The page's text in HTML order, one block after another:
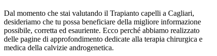
Dal momento che stai valutando il Trapianto capelli a Cagliari,
desideriamo che tu possa beneficiare della migliore informazione
possibile, corretta ed esauriente. Ecco perché abbiamo realizzato
delle pagine di approfondimento dedicate alla terapia chirurgica e
medica della calvizie androgenetica.